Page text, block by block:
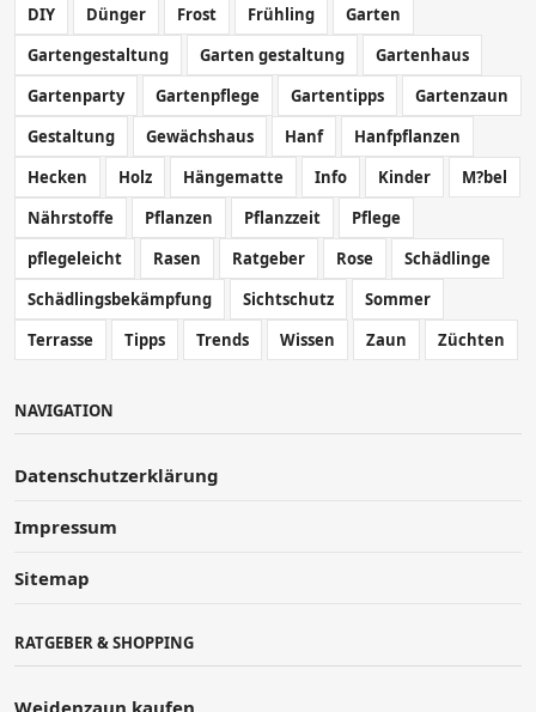
DIY
Dünger Frost Frühling
Garten
Gartengestaltung
Garten gestaltung
Gartenhaus
Gartenparty
Gartenpflege Gartentipps
Gartenzaun
Gestaltung
Gewächshaus Hanf
Hanfpflanzen
Hecken
Holz Hängematte Info Kinder
M?bel
Nährstoffe
Pflanzen Pflanzzeit
Pflege
pflegeleicht
Rasen Ratgeber Rose
Schädlinge
Schädlingsbekämpfung
Sichtschutz
Sommer
Terrasse
Tipps Trends Wissen Zaun Züchten
NAVIGATION
Datenschutzerklärung
Impressum
Sitemap
RATGEBER & SHOPPING
Weidenzaun kaufen